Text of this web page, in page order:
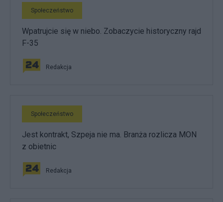
Społeczeństwo
Wpatrujcie się w niebo. Zobaczycie historyczny rajd
F-35
Redakcja
Społeczeństwo
Jest kontrakt, Szpeja nie ma. Branża rozlicza MON
z obietnic
Redakcja